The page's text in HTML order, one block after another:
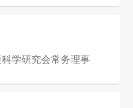
学研究会常务理事